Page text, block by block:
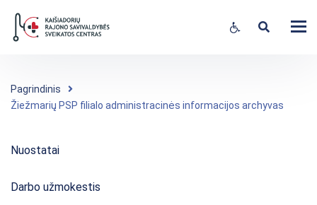
Open toolbar
Pagrindinis
Žiežmarių PSP filialo administracinės informacijos archyvas
Nuostatai
Darbo užmokestis